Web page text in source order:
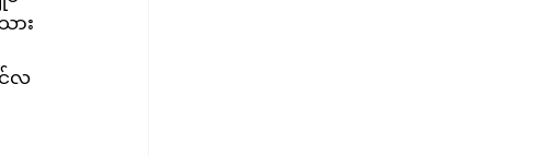
ား
င်လ